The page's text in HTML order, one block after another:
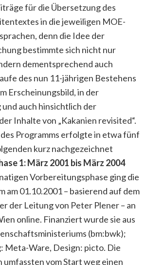
für die Übersetzung des
in die jeweiligen MOE-
denn die Idee der
bestimmte sich nicht nur
dementsprechend auch
des nun 11-jährigen Bestehens
Erscheinungsbild, in der
auch hinsichtlich der
Inhalte von „Kakanien revisited“.
Programms erfolgte in etwa fünf
kurz nachgezeichnet
1: März 2001 bis März 2004
Vorbereitungsphase ging die
01.10.2001 – basierend auf dem
der Leitung von Peter Plener – an
online. Finanziert wurde sie aus
(bm:bwk);
Meta-Ware, Design: picto. Die
vom Start weg einen